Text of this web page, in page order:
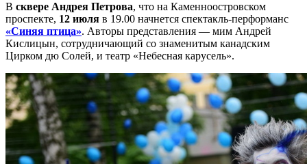
В сквере Андрея Петрова, что на Каменноостровском
проспекте, 12 июля в 19.00 начнется спектакль-перформанс
«Синяя птица». Авторы представления — мим Андрей
Кислицын, сотрудничающий со знаменитым канадским
Цирком дю Солей, и театр «Небесная карусель».